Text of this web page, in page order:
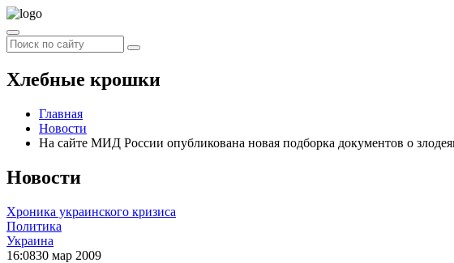
Хлебные крошки
Главная
Новости
На сайте МИД России опубликована новая подборка документов о
Новости
Хроника украинского кризиса
Политика
Украина
16:0830 мар 2009